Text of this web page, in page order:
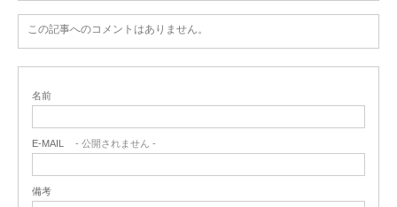
この記事へのコメントはありません。
名前
E-MAIL - 公開されません -
備考